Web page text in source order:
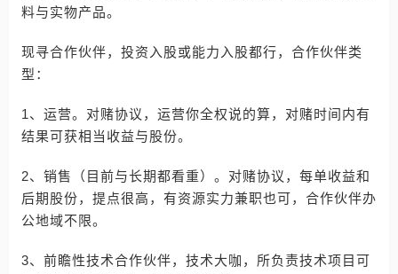
料与实物产品。
现寻合作伙伴，投资入股或能力入股都行，合作伙伴类
型：
1、运营。对赌协议，运营你全权说的算，对赌时间内有
结果可获相当收益与股份。
2、销售（目前与长期都看重）。对赌协议，每单收益和
后期股份，提点很高，有资源实力兼职也可，合作伙伴办
公地域不限。
3、前瞻性技术合作伙伴，技术大咖，所负责技术项目可